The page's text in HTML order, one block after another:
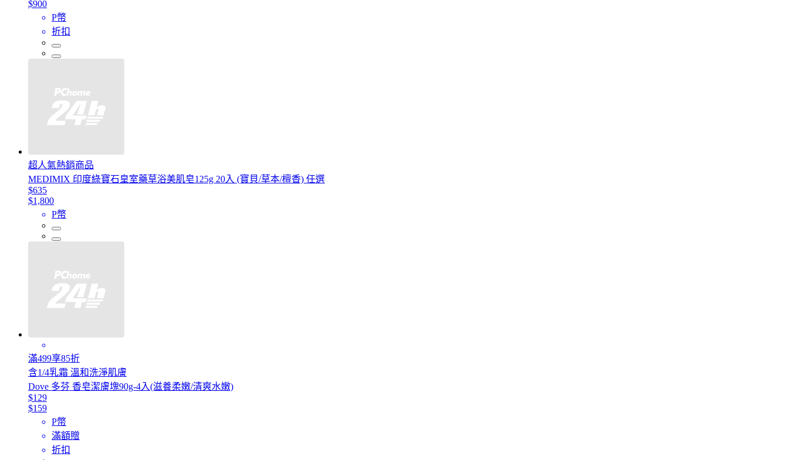
$900
P幣
折扣
超人氣熱銷商品
MEDIMIX 印度綠寶石皇室藥草浴美肌皂125g 20入 (寶貝/草本/檀香) 任選
$635
$1,800
P幣
滿499享85折
含1/4乳霜 溫和洗淨肌膚
Dove 多芬 香皂潔膚塊90g-4入(滋養柔嫩/清爽水嫩)
$129
$159
P幣
滿額贈
折扣